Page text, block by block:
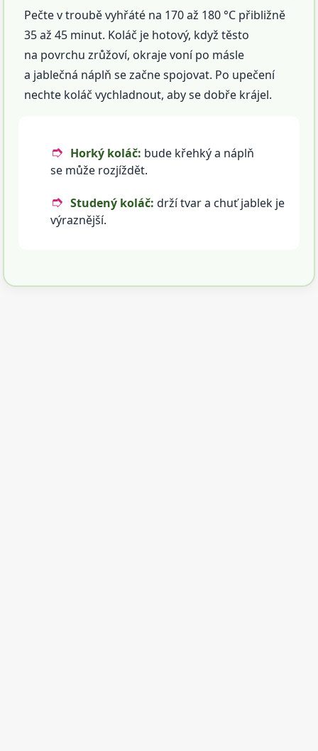
Pečte v troubě vyhřáté na 170 až 180 °C přibližně
35 až 45 minut. Koláč je hotový, když těsto
na povrchu zrůžoví, okraje voní po másle
a jablečná náplň se začne spojovat. Po upečení
nechte koláč vychladnout, aby se dobře krájel.
Horký koláč: bude křehký a náplň
se může rozjíždět.
Studený koláč: drží tvar a chuť jablek je
výraznější.